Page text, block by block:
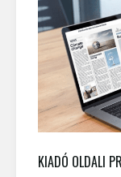
KIADÓ OLDALI